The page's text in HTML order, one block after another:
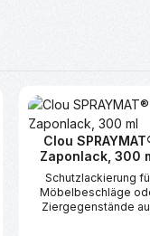
Clou
Zaponlack, 300
Schutzlackierung
Möbelbeschläge
Ziergegenstände